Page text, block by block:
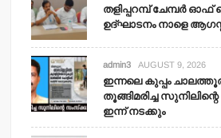
തളിപ്പറമ്പ് ചേമ്പര്‍
ഉദ്ഘാടനം നാളെ
admin3 AUGUST 9, 2026
ഇന്നലെ കുപ്പം
തൂങ്ങിമരിച്ച
ഇന്ന് നടക്കും